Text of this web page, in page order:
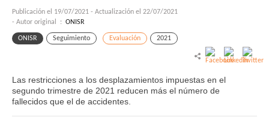
Publicación el 19/07/2021 - Actualización el 22/07/2021
- Autor original : ONISR
ONISR Seguimiento Evaluación 2021
Las restricciones a los desplazamientos impuestas en el
segundo trimestre de 2021 reducen más el número de
fallecidos que el de accidentes.